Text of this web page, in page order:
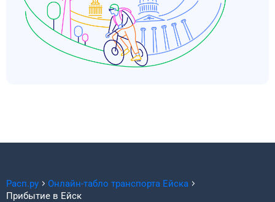
Расп.ру Онлайн-табло транспорта Ейска
Прибытие в Ейск